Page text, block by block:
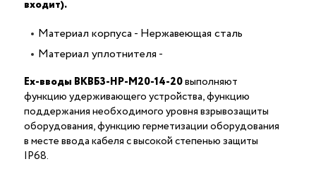
входит).
Материал корпуса - Нержавеющая сталь
Материал уплотнителя -
Ex-вводы ВКВБ3-НР-M20-14-20выполняют
функцию удерживающего устройства, функцию
поддержания необходимого уровня взрывозащиты
оборудования, функцию герметизации оборудования
в месте ввода кабеля с высокой степенью защиты
IP68.